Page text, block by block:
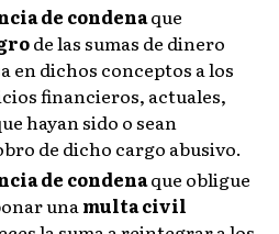
de condenaque
de las sumas de dinero
en dichos conceptos a los
financieros, actuales,
hayan sido o sean
de dicho cargo abusivo.
de condenaque obligue
unamulta civil